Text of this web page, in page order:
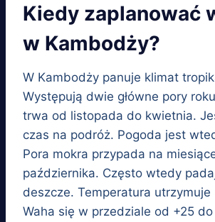
Kiedy zaplanować
w Kambodży?
W Kambodży panuje klimat
Występują dwie główne pory
trwa od listopada do kwietnia.
czas na podróż. Pogoda jest
Pora mokra przypada na
października. Często wtedy
deszcze. Temperatura utrzymuje
Waha się w przedziale od +25